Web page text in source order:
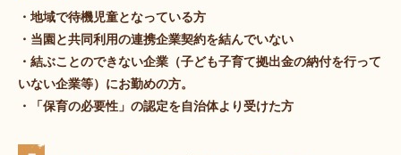
・地域で待機児童となっている⽅
・当園と共同利用の連携企業契約を結んでいない
・結ぶことのできない企業（子ども子育て拠出⾦の納付を行って
いない企業等）にお勤めの⽅。
・「保育の必要性」の認定を自治体より受けた⽅